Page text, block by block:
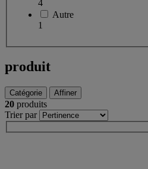
4
Autre
1
produit
Catégorie Affiner
20 produits
Trier par